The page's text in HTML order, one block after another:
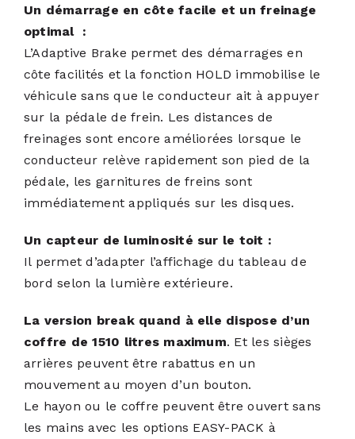
Un démarrage en côte facile et un freinage
optimal :
L’Adaptive Brake permet des démarrages en
côte facilités et la fonction HOLD immobilise le
véhicule sans que le conducteur ait à appuyer
sur la pédale de frein. Les distances de
freinages sont encore améliorées lorsque le
conducteur relève rapidement son pied de la
pédale, les garnitures de freins sont
immédiatement appliqués sur les disques.
Un capteur de luminosité sur le toit :
Il permet d’adapter l’affichage du tableau de
bord selon la lumière extérieure.
La version break quand à elle dispose d’un
coffre de 1510 litres maximum. Et les sièges
arrières peuvent être rabattus en un
mouvement au moyen d’un bouton.
Le hayon ou le coffre peuvent être ouvert sans
les mains avec les options EASY-PACK à